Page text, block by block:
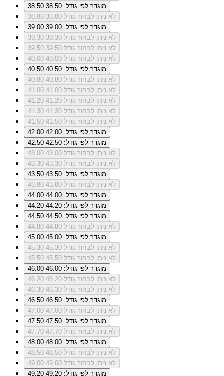
38.50
מוגדר לפי גודל: 38.50
38.80
לא ניתן לבחור גודל 38.80
39.00
מוגדר לפי גודל: 39.00
39.30
לא ניתן לבחור גודל 39.30
39.50
לא ניתן לבחור גודל 39.50
40.00
לא ניתן לבחור גודל 40.00
40.50
מוגדר לפי גודל: 40.50
40.80
לא ניתן לבחור גודל 40.80
41.00
לא ניתן לבחור גודל 41.00
41.20
לא ניתן לבחור גודל 41.20
41.30
לא ניתן לבחור גודל 41.30
41.50
לא ניתן לבחור גודל 41.50
42.00
מוגדר לפי גודל: 42.00
42.50
מוגדר לפי גודל: 42.50
43.00
לא ניתן לבחור גודל 43.00
43.30
לא ניתן לבחור גודל 43.30
43.50
מוגדר לפי גודל: 43.50
43.80
לא ניתן לבחור גודל 43.80
44.00
מוגדר לפי גודל: 44.00
44.20
מוגדר לפי גודל: 44.20
44.50
מוגדר לפי גודל: 44.50
44.80
לא ניתן לבחור גודל 44.80
45.00
מוגדר לפי גודל: 45.00
45.30
לא ניתן לבחור גודל 45.30
45.50
לא ניתן לבחור גודל 45.50
46.00
מוגדר לפי גודל: 46.00
46.20
לא ניתן לבחור גודל 46.20
46.30
לא ניתן לבחור גודל 46.30
46.50
מוגדר לפי גודל: 46.50
47.00
לא ניתן לבחור גודל 47.00
47.50
מוגדר לפי גודל: 47.50
47.70
לא ניתן לבחור גודל 47.70
48.00
מוגדר לפי גודל: 48.00
48.50
לא ניתן לבחור גודל 48.50
49.00
לא ניתן לבחור גודל 49.00
49.20
מוגדר לפי גודל: 49.20